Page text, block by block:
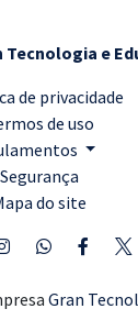
Tecnologia e
de privacidade
de uso
Segurança
do site
Gran